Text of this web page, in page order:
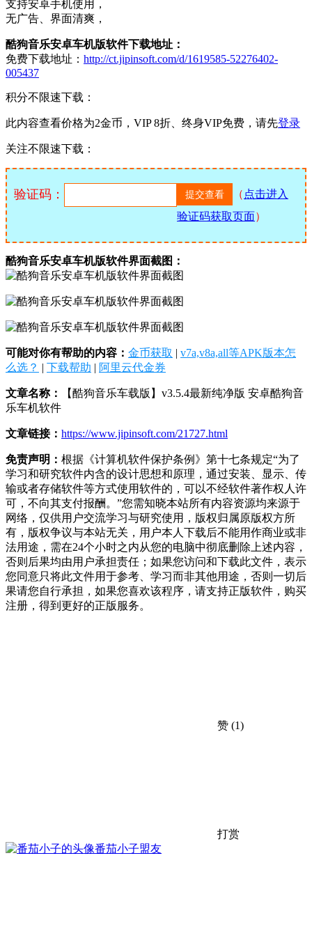
支持安卓手机使用，
无广告、界面清爽，
酷狗音乐安卓车机版软件下载地址：
免费下载地址： http://ct.jipinsoft.com/d/1619585-52276402-
005437
积分不限速下载：
此内容查看价格为2金币，VIP 8折、终身VIP免费，请先登录
关注不限速下载：
验证码： （ 点击进入
验证码获取页面）
酷狗音乐安卓车机版软件界面截图：
可能对你有帮助的内容： 金币获取 | v7a,v8a,all等APK版本怎
么选？ | 下载帮助 | 阿里云代金券
文章名称：
【酷狗音乐车载版】v3.5.4最新纯净版 安卓酷狗音
乐车机软件
文章链接： https://www.jipinsoft.com/21727.html
免责声明： 根据《计算机软件保护条例》第十七条规定“为了
学习和研究软件内含的设计思想和原理，通过安装、显示、传
输或者存储软件等方式使用软件的，可以不经软件著作权人许
可，不向其支付报酬。”您需知晓本站所有内容资源均来源于
网络，仅供用户交流学习与研究使用，版权归属原版权方所
有，版权争议与本站无关，用户本人下载后不能用作商业或非
法用途，需在24个小时之内从您的电脑中彻底删除上述内容，
否则后果均由用户承担责任；如果您访问和下载此文件，表示
您同意只将此文件用于参考、学习而非其他用途，否则一切后
果请您自行承担，如果您喜欢该程序，请支持正版软件，购买
注册，得到更好的正版服务。
赞 (1)
打赏
番茄小子盟友